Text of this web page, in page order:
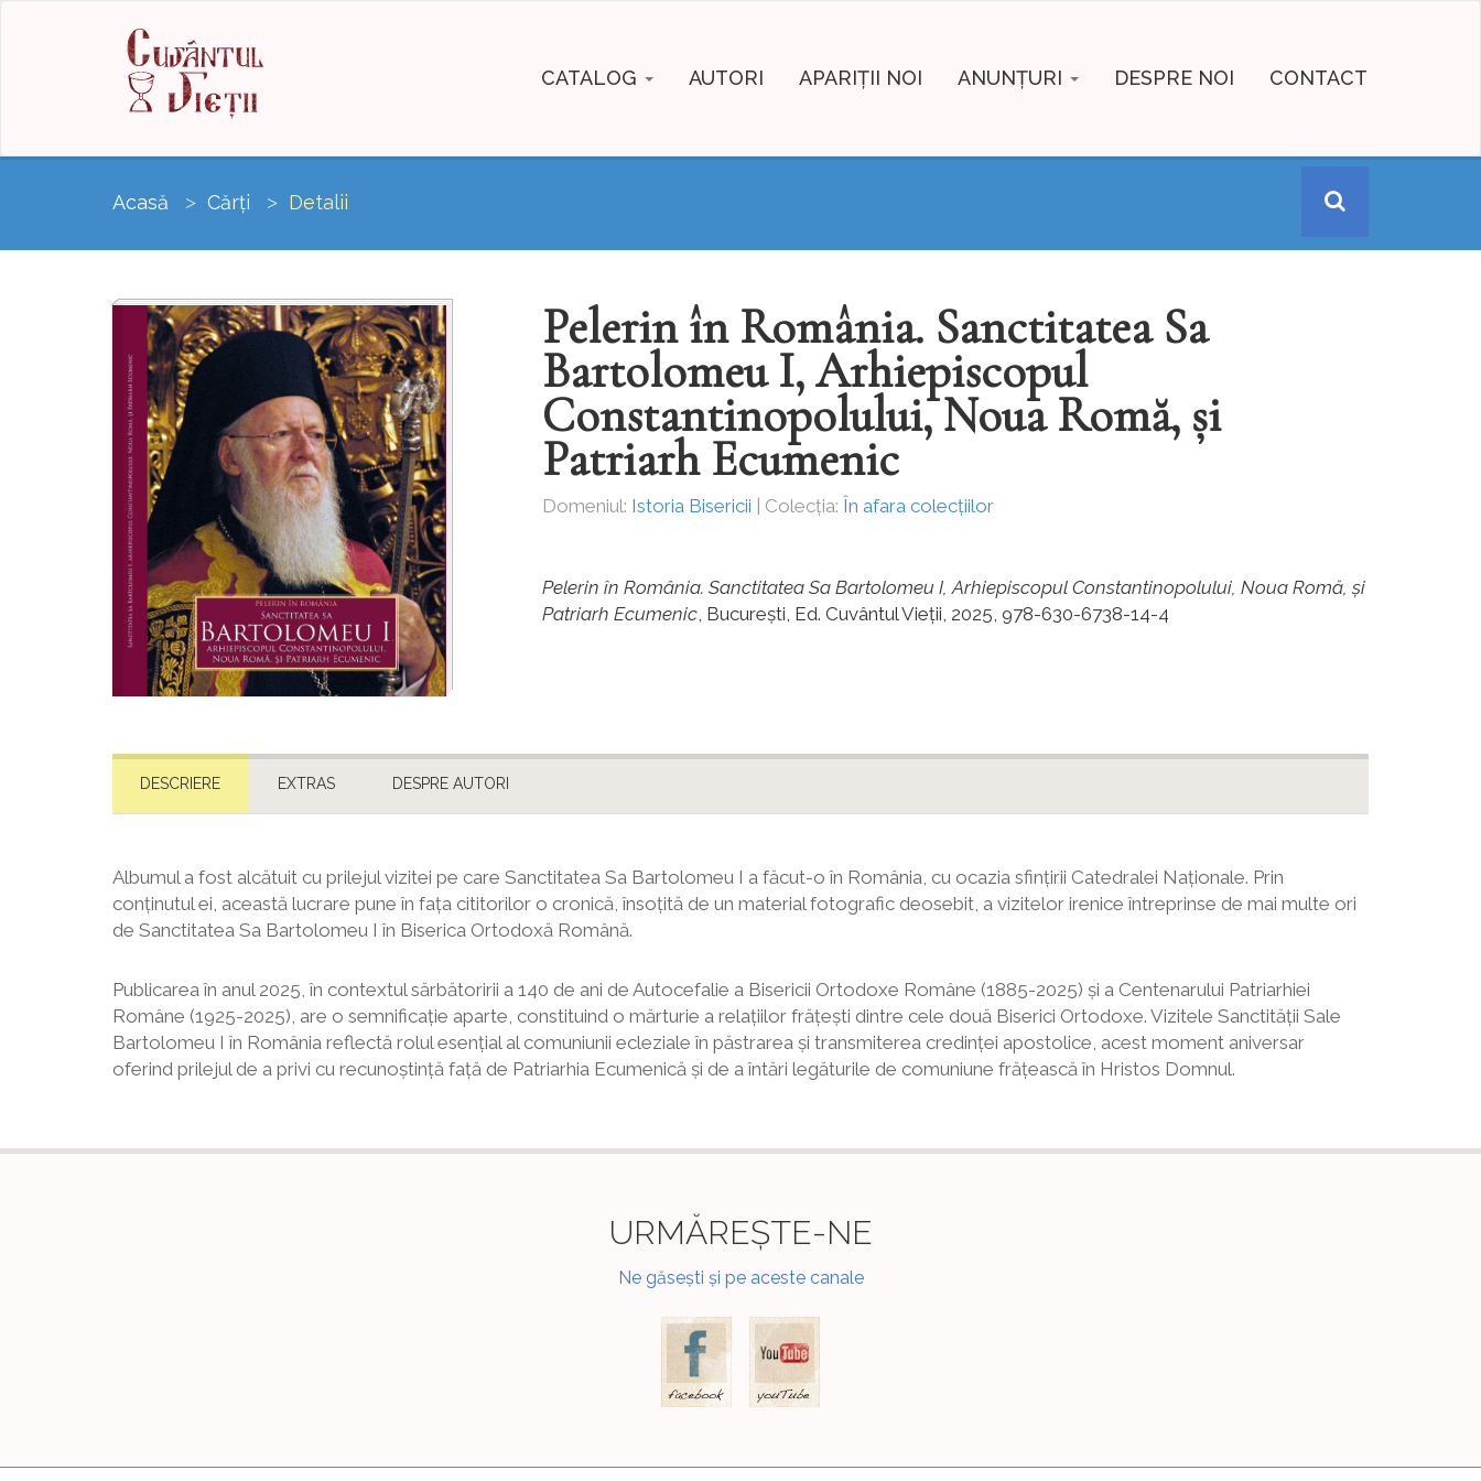
CATALOG AUTORI APARIȚII NOI ANUNȚURI DESPRE NOI CONTACT
Acasă Cărți Detalii
Pelerin în România. Sanctitatea Sa
Bartolomeu I, Arhiepiscopul
Constantinopolului, Noua Romă, și
Patriarh Ecumenic
Domeniul: Istoria Bisericii | Colecția: În afara colecțiilor
Pelerin în România. Sanctitatea Sa Bartolomeu I, Arhiepiscopul Constantinopolului, Noua Romă, și
Patriarh Ecumenic, București, Ed. Cuvântul Vieții, 2025, 978-630-6738-14-4
DESCRIERE EXTRAS DESPRE AUTORI
Albumul a fost alcătuit cu prilejul vizitei pe care Sanctitatea Sa Bartolomeu I a făcut-o în România, cu ocazia sfințirii Catedralei Naționale. Prin
conținutul ei, această lucrare pune în fața cititorilor o cronică, însoțită de un material fotografic deosebit, a vizitelor irenice întreprinse de mai multe ori
de Sanctitatea Sa Bartolomeu I în Biserica Ortodoxă Română.
Publicarea în anul 2025, în contextul sărbătoririi a 140 de ani de Autocefalie a Bisericii Ortodoxe Române (1885-2025) și a Centenarului Patriarhiei
Române (1925-2025), are o semnificație aparte, constituind o mărturie a relațiilor frățești dintre cele două Biserici Ortodoxe. Vizitele Sanctității Sale
Bartolomeu I în România reflectă rolul esențial al comuniunii ecleziale în păstrarea și transmiterea credinței apostolice, acest moment aniversar
oferind prilejul de a privi cu recunoștință față de Patriarhia Ecumenică și de a întări legăturile de comuniune frățească în Hristos Domnul.
URMĂREȘTE-NE
Ne găsești și pe aceste canale